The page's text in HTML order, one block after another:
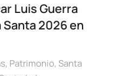
Luis Guerra
Santa 2026 en
, Patrimonio, Santa